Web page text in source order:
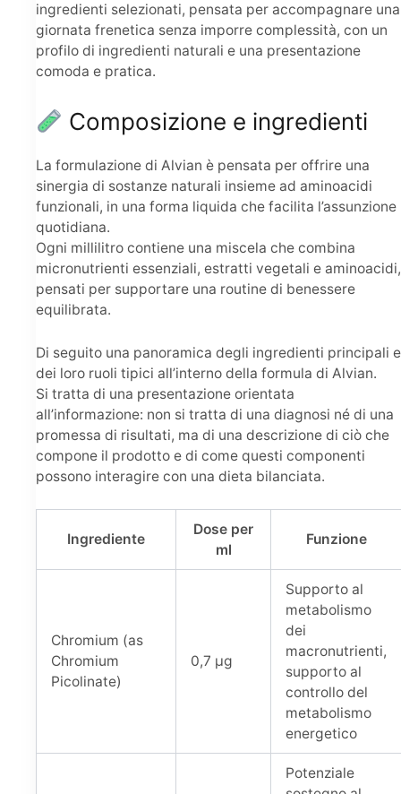
ingredienti selezionati, pensata per accompagnare una
giornata frenetica senza imporre complessità, con un
profilo di ingredienti naturali e una presentazione
comoda e pratica.
Composizione e ingredienti
La formulazione di Alvian è pensata per offrire una
sinergia di sostanze naturali insieme ad aminoacidi
funzionali, in una forma liquida che facilita l’assunzione
quotidiana.
Ogni millilitro contiene una miscela che combina
micronutrienti essenziali, estratti vegetali e aminoacidi,
pensati per supportare una routine di benessere
equilibrata.
Di seguito una panoramica degli ingredienti principali e
dei loro ruoli tipici all’interno della formula di Alvian.
Si tratta di una presentazione orientata
all’informazione: non si tratta di una diagnosi né di una
promessa di risultati, ma di una descrizione di ciò che
compone il prodotto e di come questi componenti
possono interagire con una dieta bilanciata.
Ingrediente
Dose per
ml
Funzione
Chromium (as
Chromium
Picolinate)
0,7 µg
Supporto al
metabolismo
dei
macronutrienti,
supporto al
controllo del
metabolismo
energetico
Potenziale